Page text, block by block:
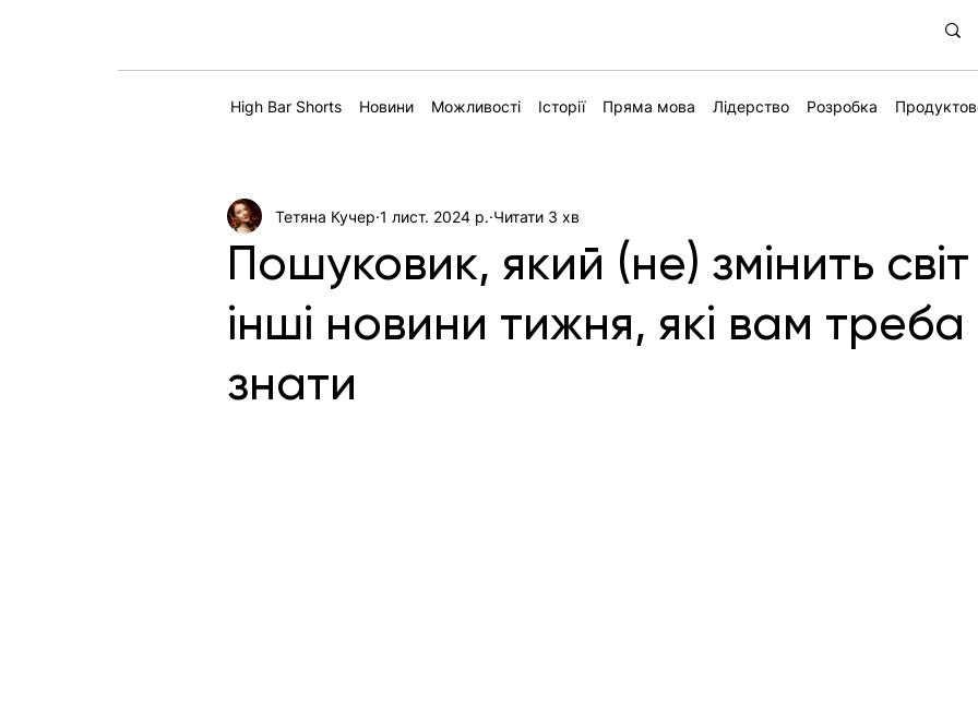
High Bar Shorts Новини Можливості Історії Пряма мова Лідерство Розробка
Пошуковик, який (не) змінить
інші новини тижня, які вам треба
знати
Тетяна Кучер 1 лист. 2024 р. Читати 3 хв